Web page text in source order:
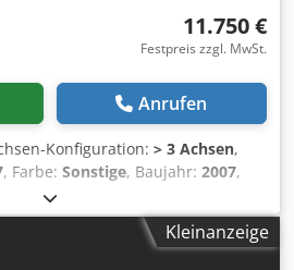
11.750 €
Festpreis zzgl. MwSt.
Anrufen
Konfiguration: > 3 Achsen,
, Farbe: Sonstige, Baujahr: 2007,
1: links 8 mm, rechts 8 mm
10 mm Achse 3: links 10 mm,
8 mm, rechts 8 mm Djdpfx
die Möglichkeit, Anhänger
Kleinanzeige